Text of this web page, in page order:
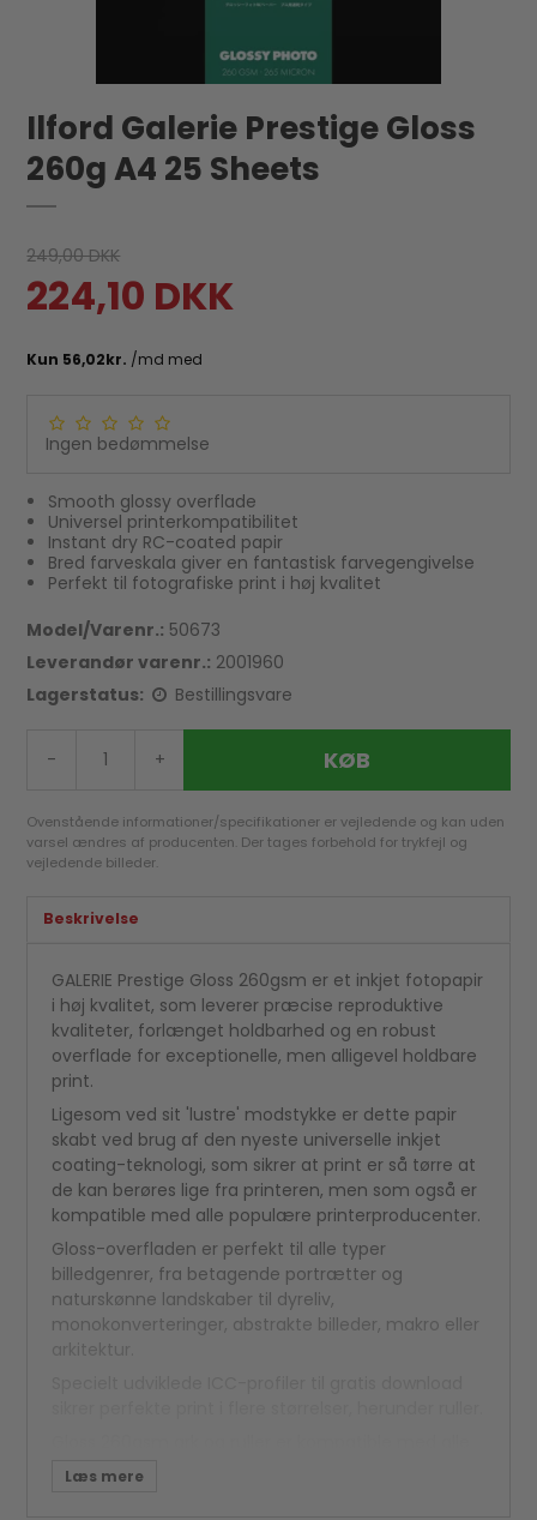
Ilford Galerie Prestige Gloss
260g A4 25 Sheets
249,00 DKK
224,10 DKK
Ingen bedømmelse
Smooth glossy overflade
Universel printerkompatibilitet
Instant dry RC-coated papir
Bred farveskala giver en fantastisk farvegengivelse
Perfekt til fotografiske print i høj kvalitet
Model/Varenr.: 50673
Leverandør varenr.: 2001960
Lagerstatus:
Bestillingsvare
- + KØB
Ovenstående informationer/specifikationer er vejledende og kan uden
varsel ændres af producenten. Der tages forbehold for trykfejl og
vejledende billeder.
Beskrivelse
GALERIE Prestige Gloss 260gsm er et inkjet fotopapir
i høj kvalitet, som leverer præcise reproduktive
kvaliteter, forlænget holdbarhed og en robust
overflade for exceptionelle, men alligevel holdbare
print.
Ligesom ved sit 'lustre' modstykke er dette papir
skabt ved brug af den nyeste universelle inkjet
coating-teknologi, som sikrer at print er så tørre at
de kan berøres lige fra printeren, men som også er
kompatible med alle populære printerproducenter.
Gloss-overfladen er perfekt til alle typer
billedgenrer, fra betagende portrætter og
naturskønne landskaber til dyreliv,
monokonverteringer, abstrakte billeder, makro eller
arkitektur.
kvalitets farve- og pigmentbaserede inkjet-